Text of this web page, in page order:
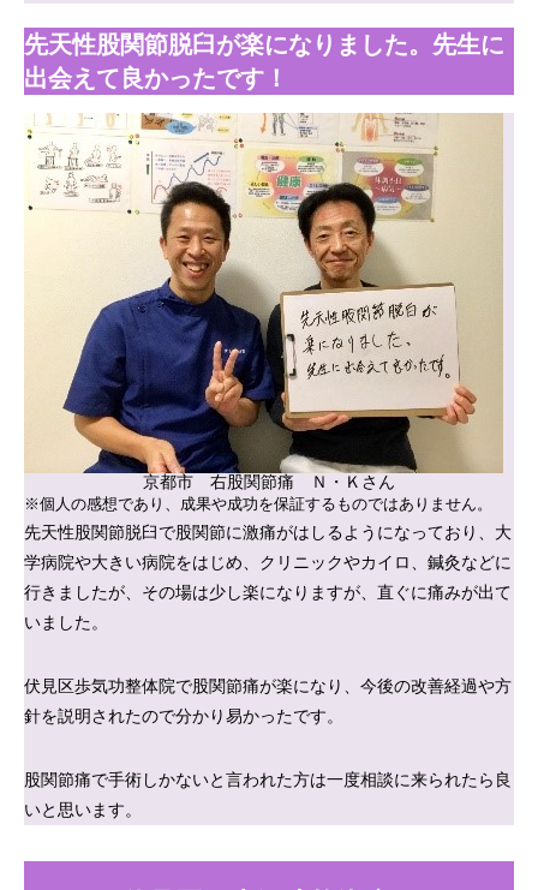
先天性股関節脱臼が楽になりました。先生に
出会えて良かったです！
京都市 右股関節痛 Ｎ・Ｋさん
※個人の感想であり、成果や成功を保証するものではありません。
先天性股関節脱臼で股関節に激痛がはしるようになっており、大
学病院や大きい病院をはじめ、クリニックやカイロ、鍼灸などに
行きましたが、その場は少し楽になりますが、直ぐに痛みが出て
いました。
伏見区歩気功整体院で股関節痛が楽になり、今後の改善経過や方
針を説明されたので分かり易かったです。
股関節痛で手術しかないと言われた方は一度相談に来られたら良
いと思います。